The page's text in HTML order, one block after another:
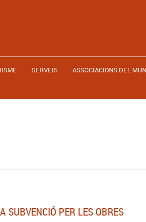
SERVEIS ASSOCIACIONS DEL
SUBVENCIÓ PER LES OBRES